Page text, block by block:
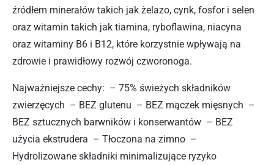
źródłem minerałów takich jak żelazo, cynk, fosfor i selen
oraz witamin takich jak tiamina, ryboflawina, niacyna
oraz witaminy B6 i B12, które korzystnie wpływają na
zdrowie i prawidłowy rozwój czworonoga.
Najważniejsze cechy: – 75% świeżych składników
zwierzęcych – BEZ glutenu – BEZ mączek mięsnych –
BEZ sztucznych barwników i konserwantów – BEZ
użycia ekstrudera – Tłoczona na zimno –
Hydrolizowane składniki minimalizujące ryzyko